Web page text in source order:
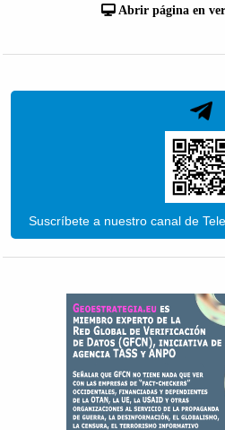
Abrir página en
Suscríbete a nuestro canal de